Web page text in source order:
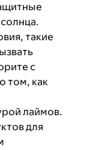
такие
с
том, как
лаймов.
для